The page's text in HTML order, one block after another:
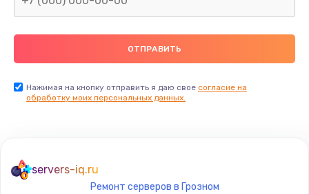
Нажимая на кнопку отправить я даю свое согласие на
обработку моих персональных данных.
servers-iq.ru
Ремонт серверов в Грозном